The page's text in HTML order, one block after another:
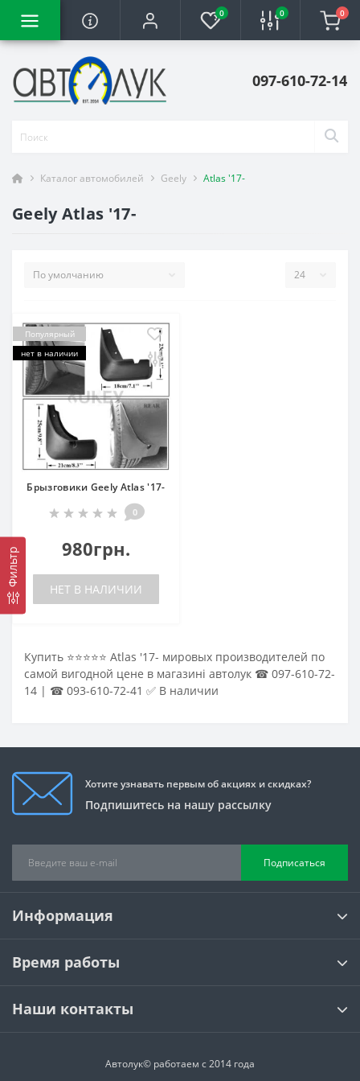
0 0 0
097-610-72-14
Каталог автомобилей Geely Atlas '17-
Geely Atlas '17-
Фильтр
Популярный
нет в наличии
Брызговики Geely Atlas '17-
0
980грн.
НЕТ В НАЛИЧИИ
Купить ⭐⭐⭐⭐⭐ Atlas '17- мировых производителей по
самой вигодной цене в магазині автолук ☎ 097-610-72-
14 | ☎ 093-610-72-41 ✅ В наличии
Хотите узнавать первым об акциях и скидках?
Подпишитесь на нашу рассылку
Подписаться
Информация
Время работы
Наши контакты
Автолук© работаем с 2014 года